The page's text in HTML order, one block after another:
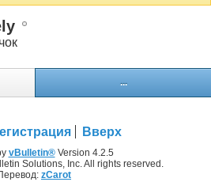
...
Вверх
vBulletin®Version 4.2.5
Solutions, Inc. All rights reserved.
zCarot